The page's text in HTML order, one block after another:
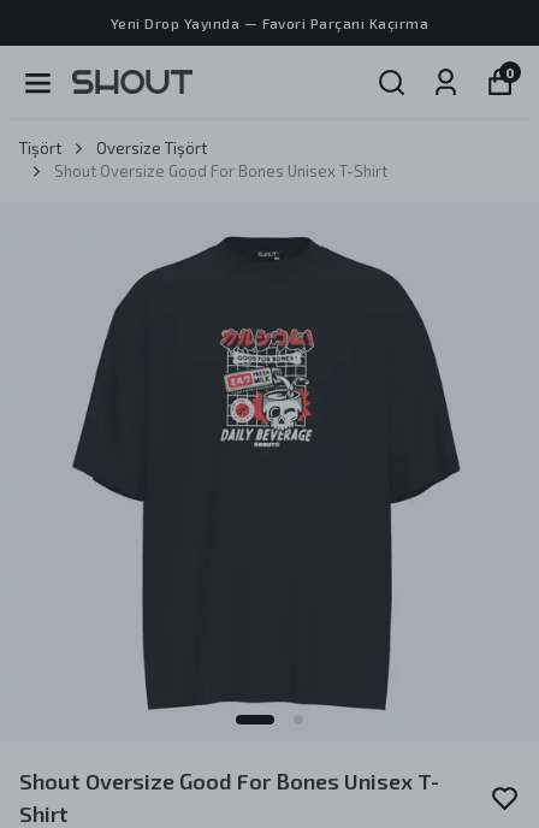
Yeni Drop Yayında — Favori Parçanı Kaçırma
0
Tişört
Oversize Tişört
Shout Oversize Good For Bones Unisex T-Shirt
Shout Oversize Good For Bones Unisex T-
Shirt